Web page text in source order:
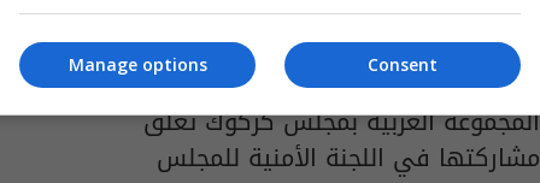
المجموعة العربية بمجلس كركوك تعلق
مشاركتها في اللجنة الأمنية للمجلس
Consent
Manage options